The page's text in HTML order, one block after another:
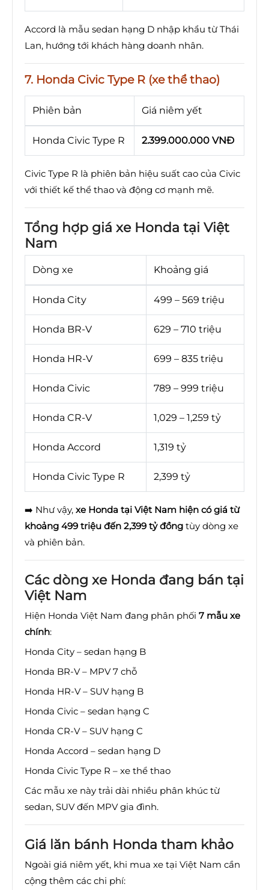
Accord là mẫu sedan hạng D nhập khẩu từ Thái
Lan, hướng tới khách hàng doanh nhân.
7. Honda Civic Type R (xe thể thao)
Phiên bản Giá niêm yết
Honda Civic Type R 2.399.000.000 VNĐ
Civic Type R là phiên bản hiệu suất cao của Civic
với thiết kế thể thao và động cơ mạnh mẽ.
Tổng hợp giá xe Honda tại Việt
Nam
Dòng xe Khoảng giá
Honda City 499 – 569 triệu
Honda BR-V 629 – 710 triệu
Honda HR-V 699 – 835 triệu
Honda Civic 789 – 999 triệu
Honda CR-V 1,029 – 1,259 tỷ
Honda Accord 1,319 tỷ
Honda Civic Type R 2,399 tỷ
➡️ Như vậy, xe Honda tại Việt Nam hiện có giá từ
khoảng 499 triệu đến 2,399 tỷ đồng tùy dòng xe
và phiên bản.
Các dòng xe Honda đang bán tại
Việt Nam
Hiện Honda Việt Nam đang phân phối 7 mẫu xe
chính:
Honda City – sedan hạng B
Honda BR-V – MPV 7 chỗ
Honda HR-V – SUV hạng B
Honda Civic – sedan hạng C
Honda CR-V – SUV hạng C
Honda Accord – sedan hạng D
Honda Civic Type R – xe thể thao
Các mẫu xe này trải dài nhiều phân khúc từ
sedan, SUV đến MPV gia đình.
Giá lăn bánh Honda tham khảo
Ngoài giá niêm yết, khi mua xe tại Việt Nam cần
cộng thêm các chi phí: